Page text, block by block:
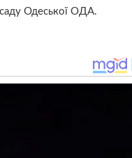
Одеської ОДА.